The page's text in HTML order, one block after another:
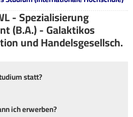
- Spezialisierung
(B.A.) - Galaktikos
und Handelsgesellsch.
statt?
ich erwerben?